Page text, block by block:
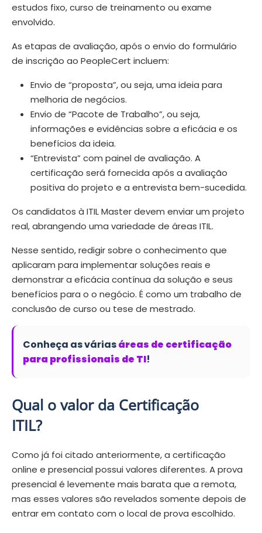
estudos fixo, curso de treinamento ou exame
envolvido.
As etapas de avaliação, após o envio do formulário
de inscrição ao PeopleCert incluem:
Envio de “proposta”, ou seja, uma ideia para
melhoria de negócios.
Envio de “Pacote de Trabalho”, ou seja,
informações e evidências sobre a eficácia e os
benefícios da ideia.
“Entrevista” com painel de avaliação. A
certificação será fornecida após a avaliação
positiva do projeto e a entrevista bem-sucedida.
Os candidatos à ITIL Master devem enviar um projeto
real, abrangendo uma variedade de áreas ITIL.
Nesse sentido, redigir sobre o conhecimento que
aplicaram para implementar soluções reais e
demonstrar a eficácia contínua da solução e seus
benefícios para o o negócio. É como um trabalho de
conclusão de curso ou tese de mestrado.
Conheça as váriasáreas de certificação
para profissionais de TI!
Qual o valor da Certificação
ITIL?
Como já foi citado anteriormente, a certificação
online e presencial possui valores diferentes. A prova
presencial é levemente mais barata que a remota,
mas esses valores são revelados somente depois de
entrar em contato com o local de prova escolhido.